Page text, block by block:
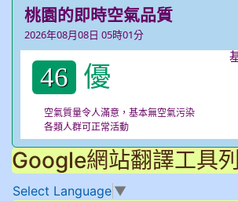
桃園的即時空氣品質
2026年08月08日 05時01分
46 優
空氣質量令人滿意，基本無空氣污染
各類人群可正常活動
Google網站翻譯工具列
Select Language ▼